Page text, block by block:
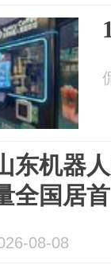
东机器
全国居首
08-08